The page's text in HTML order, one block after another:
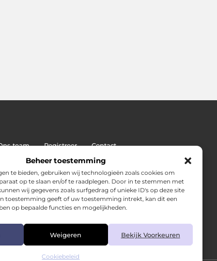
Beheer toestemming
te bieden, gebruiken wij technologieën zoals cookies om
op te slaan en/of te raadplegen. Door in te stemmen met
wij gegevens zoals surfgedrag of unieke ID's op deze site
toestemming geeft of uw toestemming intrekt, kan dit een
op bepaalde functies en mogelijkheden.
Weigeren Bekijk Voorkeuren
Cookiebeleid
team Registreer
Contact
sleutel tot duurzame SEO-succes